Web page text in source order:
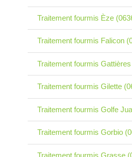
Traitement fourmis Èze
Traitement fourmis Falicon
Traitement fourmis
Traitement fourmis Gilette
Traitement fourmis Golfe
Traitement fourmis Gorbio
Traitement fourmis Grasse